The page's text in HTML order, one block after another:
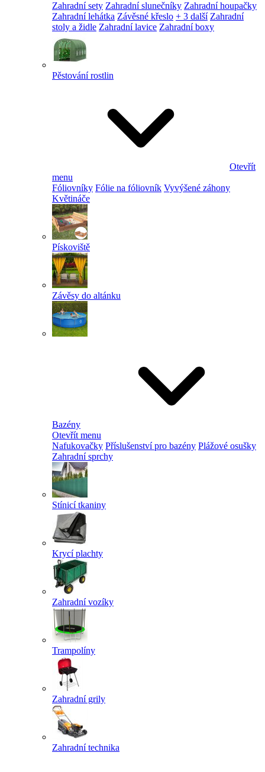
Zahradní sety Zahradní slunečníky Zahradní houpačky
Zahradní lehátka Závěsné křeslo + 3 další Zahradní
stoly a židle Zahradní lavice Zahradní boxy
Pěstování rostlin
Otevřít
menu
Fóliovníky Fólie na fóliovník Vyvýšené záhony
Květináče
Pískoviště
Závěsy do altánku
Bazény
Otevřít menu
Nafukovačky Příslušenství pro bazény Plážové osušky
Zahradní sprchy
Stínicí tkaniny
Krycí plachty
Zahradní vozíky
Trampolíny
Zahradní grily
Zahradní technika